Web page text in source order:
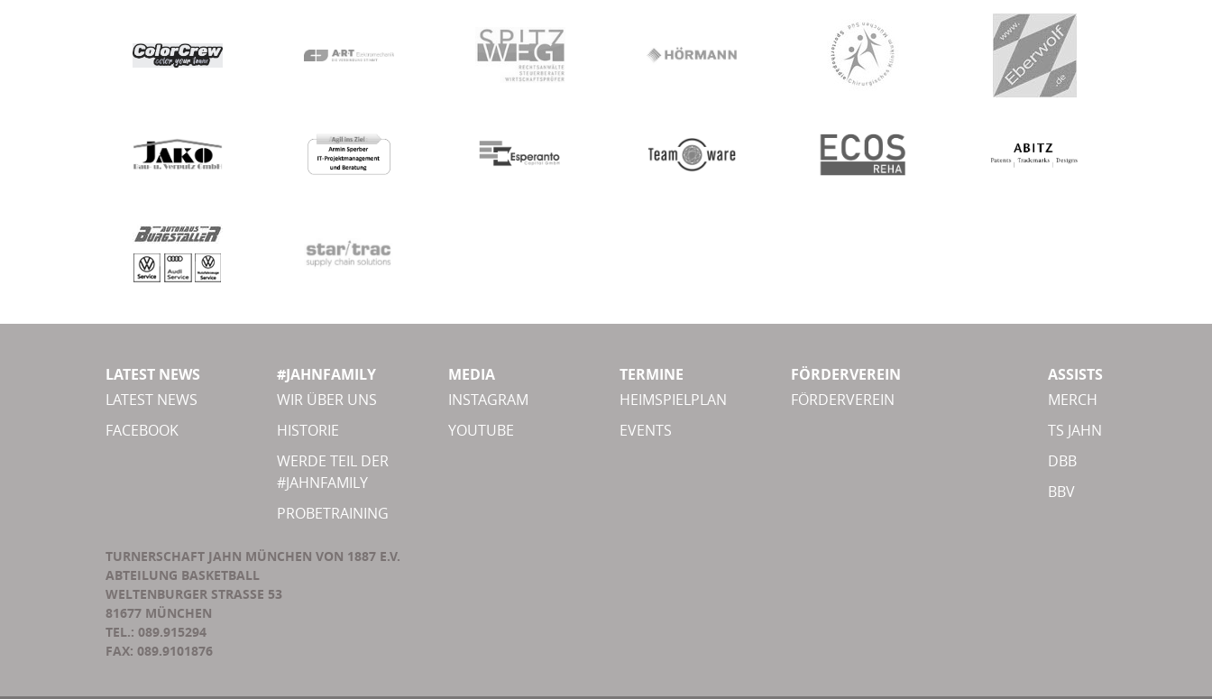
LATEST NEWS
LATEST NEWS
FACEBOOK
#JAHNFAMILY
WIR ÜBER UNS
HISTORIE
WERDE TEIL DER
#JAHNFAMILY
PROBETRAINING
MEDIA
INSTAGRAM
YOUTUBE
TERMINE
HEIMSPIELPLAN
EVENTS
FÖRDERVEREIN
FÖRDERVEREIN
ASSISTS
MERCH
TS JAHN
DBB
BBV
TURNERSCHAFT JAHN MÜNCHEN VON 1887 E.V.
ABTEILUNG BASKETBALL
WELTENBURGER STRASSE 53
81677 MÜNCHEN
TEL.: 089.915294
FAX: 089.9101876